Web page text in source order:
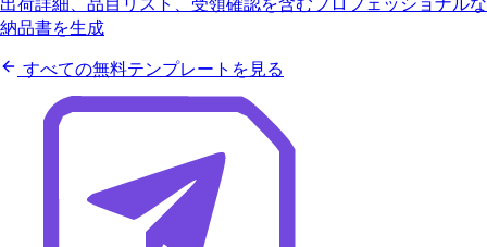
納品書を生成
すべての無料テンプレートを見る